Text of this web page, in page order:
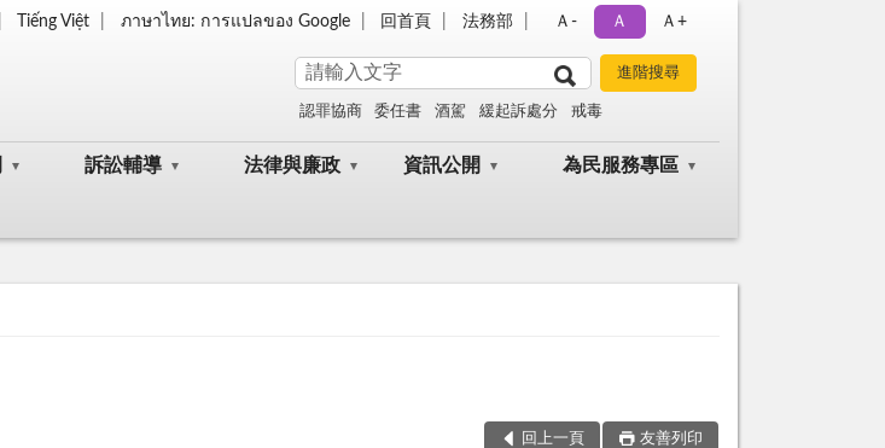
Tiếng Việt ภาษาไทย: การแปลของ Google 回首頁 法務部 Ａ- Ａ Ａ+
認罪協商 委任書 酒駕 緩起訴處分 戒毒
訴訟輔導 法律與廉政 資訊公開 為民服務專區
回上一頁 友善列印